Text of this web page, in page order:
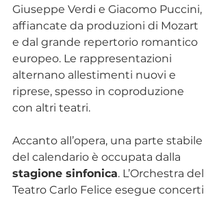
Giuseppe Verdi e Giacomo Puccini,
affiancate da produzioni di Mozart
e dal grande repertorio romantico
europeo. Le rappresentazioni
alternano allestimenti nuovi e
riprese, spesso in coproduzione
con altri teatri.
Accanto all’opera, una parte stabile
del calendario è occupata dalla
stagione sinfonica. L’Orchestra del
Teatro Carlo Felice esegue concerti